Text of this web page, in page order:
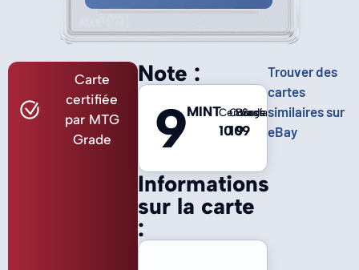
Carte
certifiée
par MTG
Grade
Informations
sur la carte
:
Note :
9MINTCentrage
10
Coins
10
Bords
9
Surface
9
Trouver des
cartes
similaires sur
eBay